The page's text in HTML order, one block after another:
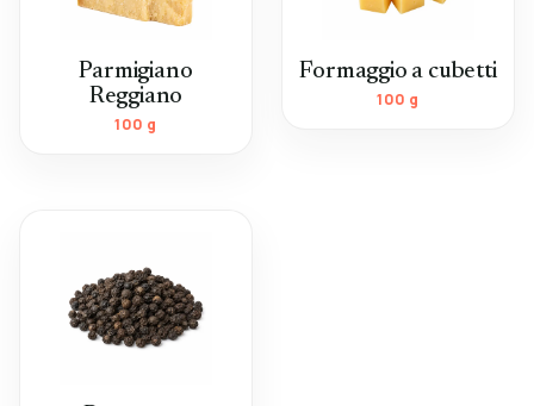
Parmigiano
Reggiano
100 g
Formaggio a cubetti
100 g